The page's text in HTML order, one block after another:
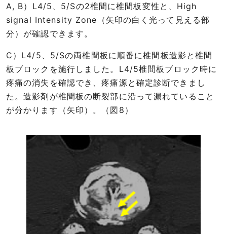
A, B）L4/5、5/Sの2椎間に椎間板変性と、High
signal Intensity Zone（矢印の白く光って見える部
分）が確認できます。
C）L4/5、5/Sの両椎間板に順番に椎間板造影と椎間
板ブロックを施行しました。L4/5椎間板ブロック時に
疼痛の消失を確認でき、疼痛源と確定診断できまし
た。造影剤が椎間板の断裂部に沿って漏れていること
が分かります（矢印）。（図8）